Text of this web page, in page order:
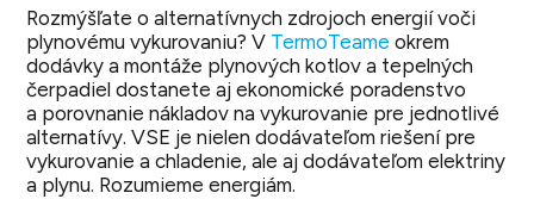
Rozmýšľate o alternatívnych zdrojoch energií voči
plynovému vykurovaniu? V TermoTeame okrem
dodávky a montáže plynových kotlov a tepelných
čerpadiel dostanete aj ekonomické poradenstvo
a porovnanie nákladov na vykurovanie pre jednotlivé
alternatívy. VSE je nielen dodávateľom riešení pre
vykurovanie a chladenie, ale aj dodávateľom elektriny
a plynu. Rozumieme energiám.